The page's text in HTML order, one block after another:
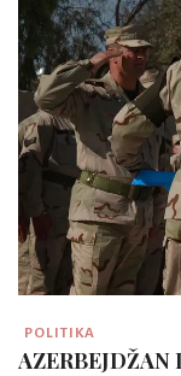
POLITIKA
AZERBEJDŽAN